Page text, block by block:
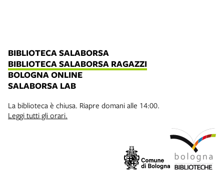
BIBLIOTECA SALABORSA
BIBLIOTECA SALABORSA RAGAZZI
BOLOGNA ONLINE
SALABORSA LAB
La biblioteca è chiusa. Riapre domani alle 14:00.
Leggi tutti gli orari.